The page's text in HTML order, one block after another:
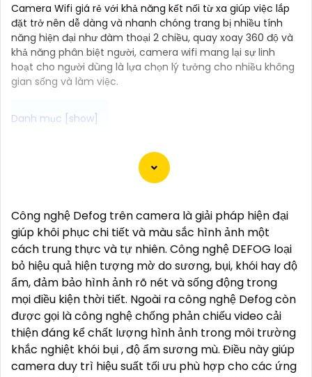
Camera Wifi giá rẻ với khả năng kết nối từ xa giúp việc lắp
đặt trở nên dễ dàng và nhanh chóng trang bị nhiều tính
năng hiện đại như đàm thoại 2 chiều, quay xoay 360 độ và
khả năng phân biệt người, camera wifi mang lại sự linh
hoạt cho người dùng là lựa chọn lý tưởng cho nhiều không
gian sống và làm việc.
Dạ chắc chắn! Dưới đây là một số tư vấn về Camera
Wifi chính hãng và giải pháp phù hợp cho bạn:
chọn các thương hiệu uy tín như Imou, Ezviz,
Kbvision, Hikvision...
⫷2:**Chất lượng hình ảnh**: Chọn Camera có độ
phân giải cao, cung cấp hình ảnh sắc nét và chất
lượng trong mọi điều kiện ánh sáng.
🐌3:**Chức năng theo dõi từ xa**: Chọn Camera có
khả năng theo dõi từ xa thông qua ứng dụng di động,
để bạn có thể theo dõi nhà cửa mọi lúc mọi nơi.
4:**Chức năng cảnh báo thông minh**: Lựa chọn
Camera có cảnh báo chuyển động, cảnh báo âm
Công nghệ Defog trên camera là giải pháp hiện đại
giúp khôi phục chi tiết và màu sắc hình ảnh một
cách trung thực và tự nhiên. Công nghệ DEFOG loại
bỏ hiệu quả hiện tượng mờ do sương, bụi, khói hay độ
ẩm, đảm bảo hình ảnh rõ nét và sống động trong
mọi điều kiện thời tiết. Ngoài ra công nghệ Defog còn
được gọi là công nghệ chống phản chiếu video cải
thiện đáng kể chất lượng hình ảnh trong môi trường
khắc nghiệt khói bụi , độ ẩm sương mù. Điều này giúp
camera duy trì hiệu suất tối ưu phù hợp cho các ứng